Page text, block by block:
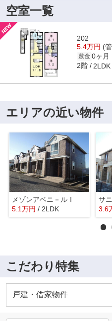
空室一覧
202
5.4万円 (
敷金 0ヶ月
2階
エリアの近い物件
メゾンアベニ－ルⅠ
5.1万円 / 2LDK
サ
3.6
こだわり特集
戸建・借家物件